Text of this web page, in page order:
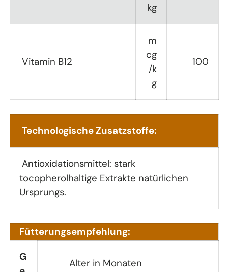
kg
Vitamin B12
m
cg
/k
g
100
Technologische Zusatzstoffe:
Antioxidationsmittel: stark
tocopherolhaltige Extrakte natürlichen
Ursprungs.
Fütterungsempfehlung:
G
Alter in Monaten